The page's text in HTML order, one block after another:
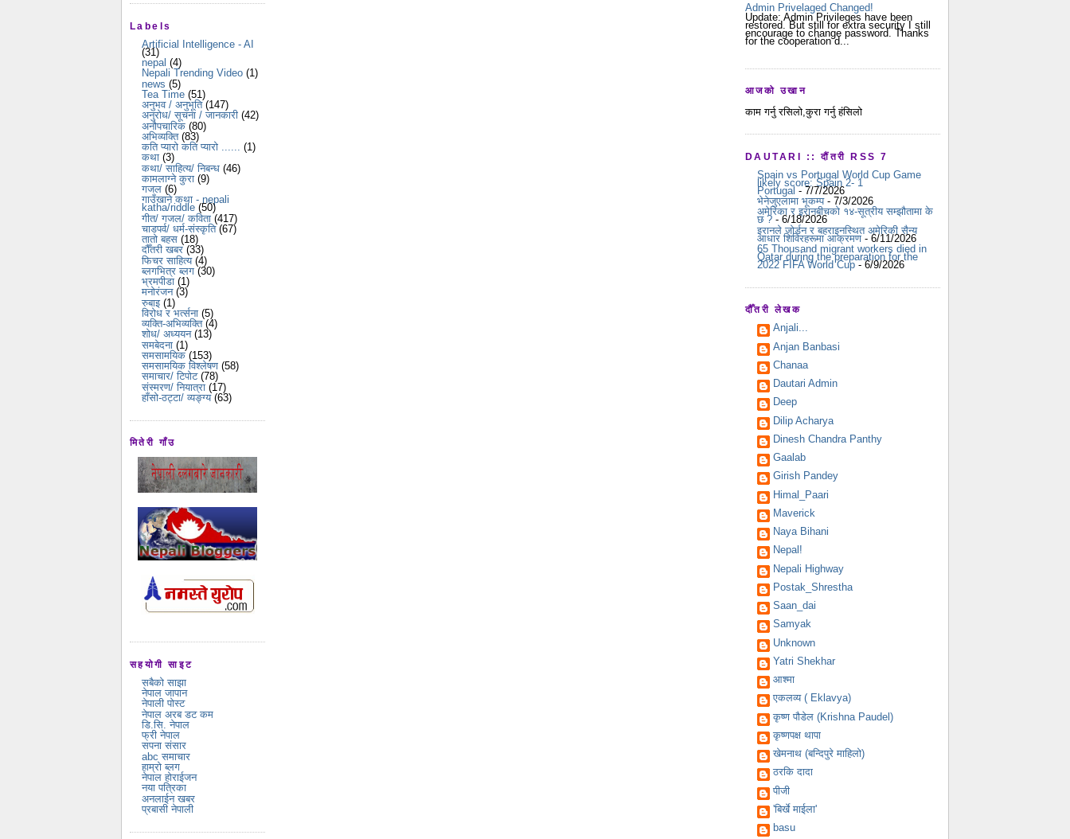
Labels
Artificial Intelligence - AI
(31)
nepal (4)
Nepali Trending Video (1)
news (5)
Tea Time (51)
अनुभव / अनुभूति (147)
अनुरोध/ सूचना / जानकारी (42)
अनौपचारिक (80)
अभिव्यक्ति (83)
कति प्यारो कति प्यारो ...... (1)
कथा (3)
कथा/ साहित्य/ निबन्ध (46)
कामलाग्ने कुरा (9)
गजल (6)
गाउँखाने कथा - nepali
katha/riddle (50)
गीत/ गजल/ कविता (417)
चाडपर्व/ धर्म-संस्कृति (67)
तातो बहस (18)
दौँतरी खबर (33)
फिचर साहित्य (4)
ब्लगभित्र ब्लग (30)
भ्रमपीडा (1)
मनोरंजन (3)
रुबाइ (1)
विरोध र भर्त्सना (5)
व्यक्ति-अभिव्यक्ति (4)
शोध/ अध्ययन (13)
समबेदना (1)
समसामयिक (153)
समसामयिक विश्लेषण (58)
समाचार/ टिपोट (78)
संस्मरण/ नियात्रा (17)
हाँसो-ठट्टा/ व्यङ्ग्य (63)
मितेरी गाँउ
सहयोगी साइट
सबैको साझा
नेपाल जापान
नेपाली पोस्ट
नेपाल अरब डट कम
डि.सि. नेपाल
फ्री नेपाल
सपना संसार
abc समाचार
हाम्रो ब्लग
नेपाल होराईजन
नया पत्रिका
अनलाईन खबर
प्रबासी नेपाली
Admin Privelaged Changed!
Update: Admin Privileges have been
restored. But still for extra security I still
encourage to change password. Thanks
for the cooperation d...
आजको उखान
काम गर्नु रसिलो,कुरा गर्नु हंसिलो
DAUTARI :: दौंतरी RSS 7
Spain vs Portugal World Cup Game
likely score: Spain 2- 1
Portugal - 7/7/2026
भेनेजुएलामा भूकम्प- 7/3/2026
अमेरिका र इरानबीचको १४-सूत्रीय सम्झौतामा के
छ ? - 6/18/2026
इरानले जोर्डन र बहराइनस्थित अमेरिकी सैन्य
आधार शिविरहरूमा आक्रमण- 6/11/2026
65 Thousand migrant workers died in
Qatar during the preparation for the
2022 FIFA World Cup - 6/9/2026
दौँतरी लेखक
Anjali...
Anjan Banbasi
Chanaa
Dautari Admin
Deep
Dilip Acharya
Dinesh Chandra Panthy
Gaalab
Girish Pandey
Himal_Paari
Maverick
Naya Bihani
Nepal!
Nepali Highway
Postak_Shrestha
Saan_dai
Samyak
Unknown
Yatri Shekhar
आश्मा
एकलव्य ( Eklavya)
कृष्ण पौडेल (Krishna Paudel)
कृष्णपक्ष थापा
खेमनाथ (बन्दिपुरे माहिलो)
ठरकि दादा
पीजी
'बिर्खे माईला'
basu